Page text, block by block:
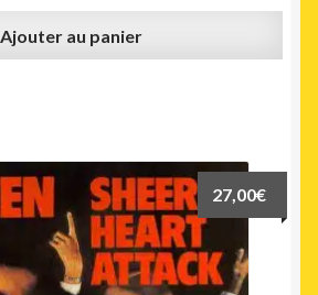
Ajouter au panier
27,00€